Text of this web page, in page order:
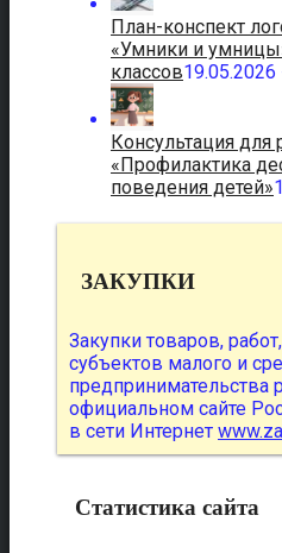
План-конспект
«Умники и
классов19.05.2026
Консультация для
«Профилактика
поведения детей»
ЗАКУПКИ
Закупки товаров,
субъектов малого и
предпринимательства
официальном сайте
в сети Интернет
Статистика сайта